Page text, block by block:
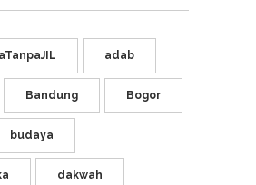
adab
Bandung Bogor
budaya
dakwah